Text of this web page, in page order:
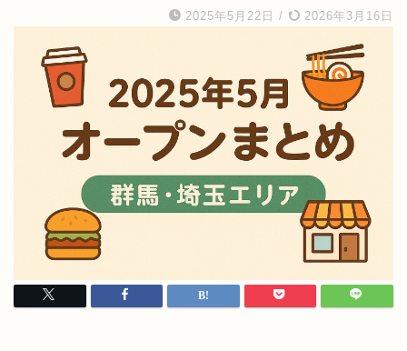
2025年5月22日 / 2026年3月16日